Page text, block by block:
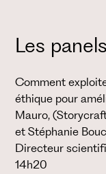
Les panels
Comment
éthique pour
Mauro,
et Stéphanie
Directeur
14h20